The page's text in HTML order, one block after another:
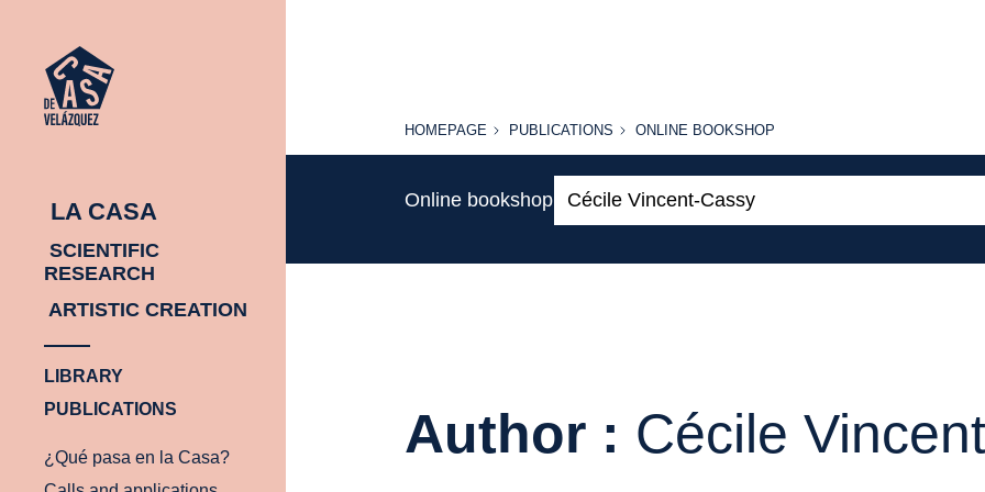
LA CASA
SCIENTIFIC
RESEARCH
ARTISTIC CREATION
LIBRARY
PUBLICATIONS
¿Qué pasa en la Casa?
HOMEPAGE
HOMEPAGE PUBLICATIONS
PUBLICATIONS
ONLINE
ONLINE BOOKSHOP
Online bookshop
Author : Cécile